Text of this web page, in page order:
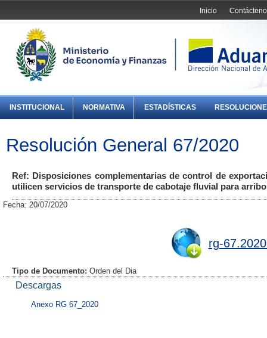
Inicio
INSTITUCIONAL NORMATIVA ESTADÍSTICAS
Resolución General 67/2020
Ref: Disposiciones complementarias de control de
utilicen servicios de transporte de cabotaje fluvial para
Fecha: 20/07/2020
rg-
Tipo de Documento: Orden del Dia
Descargas
Anexo RG 67_2020